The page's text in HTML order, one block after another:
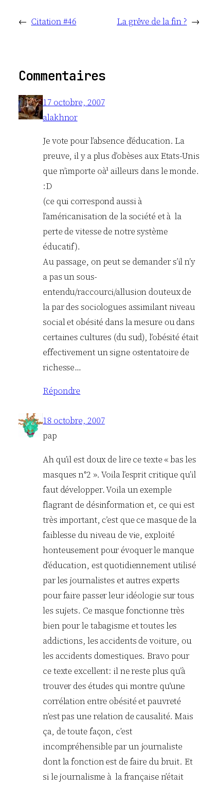
← Citation #46 La grêve de la fin ? →
Commentaires
17 octobre, 2007
alakhnor
Je vote pour l’absence d’éducation. La
preuve, il y a plus d’obèses aux Etats-Unis
que n’importe oà¹ ailleurs dans le monde.
:D
(ce qui correspond aussi à
l’américanisation de la société et à la
perte de vitesse de notre système
éducatif).
Au passage, on peut se demander s’il n’y
a pas un sous-
entendu/raccourci/allusion douteux de
la par des sociologues assimilant niveau
social et obésité dans la mesure ou dans
certaines cultures (du sud), l’obésité était
effectivement un signe ostentatoire de
richesse…
Répondre
18 octobre, 2007
pap
Ah qu’il est doux de lire ce texte « bas les
masques n°2 ». Voila l’esprit critique qu’il
faut développer. Voila un exemple
flagrant de désinformation et, ce qui est
très important, c’est que ce masque de la
faiblesse du niveau de vie, exploité
honteusement pour évoquer le manque
d’éducation, est quotidiennement utilisé
par les journalistes et autres experts
pour faire passer leur idéologie sur tous
les sujets. Ce masque fonctionne très
bien pour le tabagisme et toutes les
addictions, les accidents de voiture, ou
les accidents domestiques. Bravo pour
ce texte excellent: il ne reste plus qu’à
trouver des études qui montre qu’une
corrélation entre obésité et pauvreté
n’est pas une relation de causalité. Mais
ça, de toute façon, c’est
incompréhensible par un journaliste
dont la fonction est de faire du bruit. Et
si le journalisme à la française n’était